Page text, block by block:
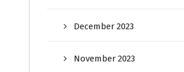
December 2023
November 2023